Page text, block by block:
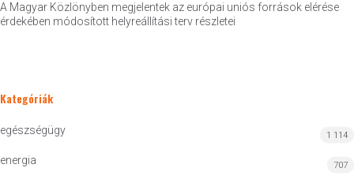
A Magyar Közlönyben megjelentek az európai uniós források elérése
érdekében módosított helyreállítási terv részletei
Kategóriák
egészségügy 1 114
energia 707